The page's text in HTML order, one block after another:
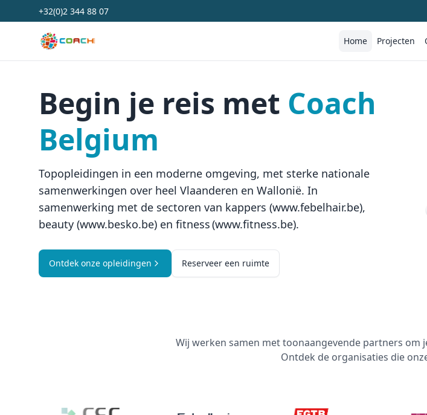
+32(0)2 344 88 07
Coach Belgium Home Projecten
Begin je reis met Coach
Belgium
Topopleidingen in een moderne omgeving, met sterke nationale
samenwerkingen over heel Vlaanderen en Wallonië. In
samenwerking met de sectoren van kappers (www.febelhair.be),
beauty (www.besko.be) en fitness (www.fitness.be).
Ontdek onze opleidingen Reserveer een ruimte
Wij werken samen met toonaangevende partners om
Ontdek de organisaties die